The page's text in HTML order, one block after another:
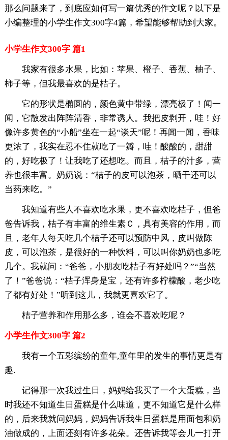
那么问题来了，到底应如何写一篇优秀的作文呢？以下是
小编整理的小学生作文300字4篇，希望能够帮助到大家。
小学生作文300字 篇1
我家有很多水果，比如：苹果、橙子、香蕉、柚子、
柿子等，但我最喜欢的是桔子。
它的形状是椭圆的，颜色黄中带绿，漂亮极了！闻一
闻，它散发出阵阵清香，非常诱人。我把皮剥开，哇！好
像许多黄色的“小船”坐在一起“谈天”呢！再闻一闻，香味
更浓了，我实在忍不住就吃了一瓣，哇！酸酸的，甜甜
的，好吃极了！让我吃了还想吃。而且，桔子的汁多，营
养也很丰富。奶奶说：“桔子的皮可以泡茶，晒干还可以
当药来吃。”
我知道有些人不喜欢吃水果，更不喜欢吃桔子，但爸
爸告诉我，桔子有丰富的维生素Ｃ，具有美容的作用，而
且，老年人每天吃几个桔子还可以预防中风，皮叫做陈
皮，可以泡茶，是很好的一种饮料，可以叫你奶奶也多吃
几个。我就问：“爸爸，小朋友吃桔子有好处吗？”“当然
了！”爸爸说：“桔子浑身是宝，还有许多柠檬酸，老少吃
了都有好处！”听到这儿，我就更喜欢它了。
桔子营养和作用那么多，谁会不喜欢吃呢？
小学生作文300字 篇2
我有一个五彩缤纷的童年,童年里的发生的事情更是有
趣.
记得那一次我过生日，妈妈给我买了一个大蛋糕，当
时我还不知道生日蛋糕是什么味道，更不知道它是什么样
的，后来我就问妈妈，妈妈告诉我生日蛋糕是用面包和奶
油做成的，上面还刻有许多花朵。还告诉我等会儿一打开